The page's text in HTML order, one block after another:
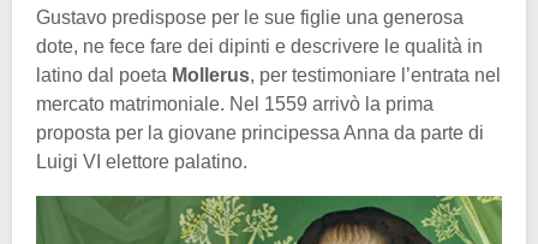
Gustavo predispose per le sue figlie una generosa
dote, ne fece fare dei dipinti e descrivere le qualità in
latino dal poeta Mollerus, per testimoniare l’entrata nel
mercato matrimoniale. Nel 1559 arrivò la prima
proposta per la giovane principessa Anna da parte di
Luigi VI elettore palatino.